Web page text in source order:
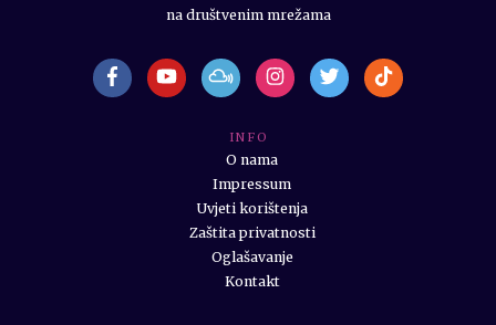
I N F O
O nama
Impressum
Uvjeti korištenja
Zaštita privatnosti
Oglašavanje
Kontakt
na društvenim mrežama